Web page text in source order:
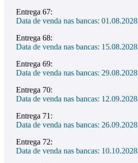
Entrega 67:
Data de venda nas bancas: 01.08.2028
Entrega 68:
Data de venda nas bancas: 15.08.2028
Entrega 69:
Data de venda nas bancas: 29.08.2028
Entrega 70:
Data de venda nas bancas: 12.09.2028
Entrega 71:
Data de venda nas bancas: 26.09.2028
Entrega 72:
Data de venda nas bancas: 10.10.2028